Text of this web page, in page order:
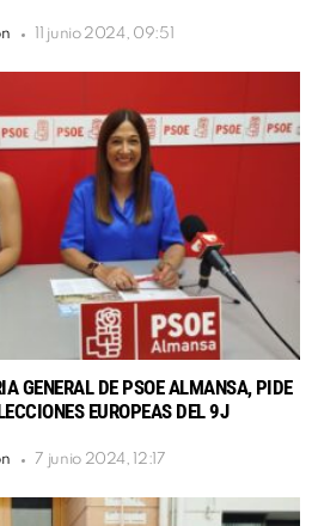
11 junio 2024, 09:51
GENERAL DE PSOE ALMANSA, PIDE
EUROPEAS DEL 9J
7 junio 2024, 12:17